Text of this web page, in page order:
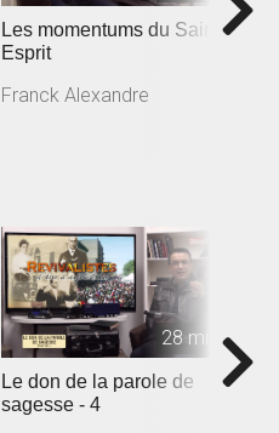
Les momentums du Saint
Esprit
Franck Alexandre
28 min
Le don de la parole de
sagesse - 4